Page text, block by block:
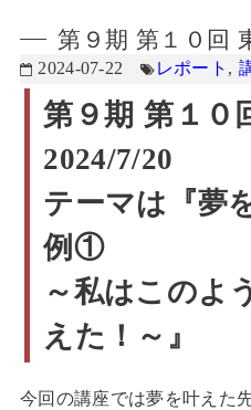
第９期 第１０回
2024-07-22 レポート ,
第９期 第１０
2024/7/20
テーマは『夢
例①
～私はこのよ
えた！～』
今回の講座では夢を叶えた